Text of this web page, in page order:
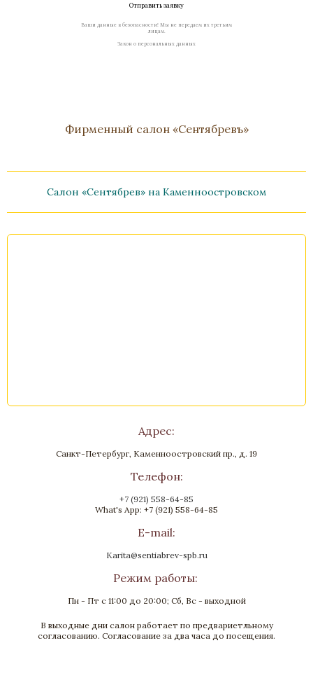
Отправить заявку
Ваши данные в безопасности! Мы не передаем их третьим
лицам.
Закон о персональных данных
Фирменный салон «Сентябревъ»
Салон «Сентябрев» на Каменноостровском
Адрес:
Санкт-Петербург, Каменноостровский пр., д. 19
Телефон:
+7 (921) 558-64-85
What's App: +7 (921) 558-64-85
E-mail:
Karita@sentiabrev-spb.ru
Режим работы:
Пн - Пт с 11:00 до 20:00; Сб, Вс - выходной
В выходные дни салон работает по предвариетльному
согласованию. Согласование за два часа до посещения.